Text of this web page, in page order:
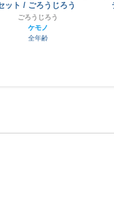
テッカー09
ブラック・クラッシャー
ケモノ
全年齢